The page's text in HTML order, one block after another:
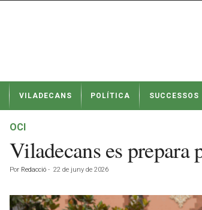
t
VILADECANS POLÍTICA SUCCESSOS
OCI
Viladecans es prepara
Por Redacció - 22 de juny de 2026